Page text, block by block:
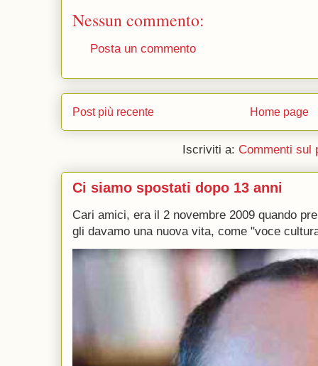
Nessun commento:
Posta un commento
Post più recente Home page
Iscriviti a: Commenti sul
Ci siamo spostati dopo 13 anni
Cari amici, era il 2 novembre 2009 quando
gli davamo una nuova vita, come "voce